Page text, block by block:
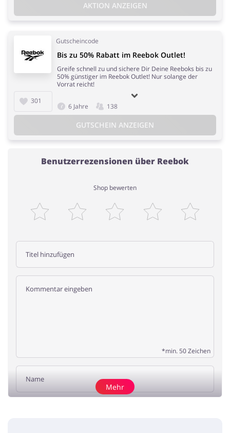
AKTION ANZEIGEN
Gutscheincode
301
Bis zu 50% Rabatt im Reebok Outlet!
Greife schnell zu und sichere Dir Deine Reeboks bis zu
50% günstiger im Reebok Outlet! Nur solange der
Vorrat reicht!
6 Jahre 138
GUTSCHEIN ANZEIGEN
Benutzerrezensionen über Reebok
Shop bewerten
*min. 50 Zeichen
Mehr